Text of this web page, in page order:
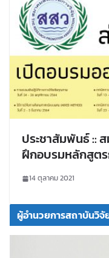
ประชาสัมพันธ์ ::
14 ตุลาคม 2021
ผู้อำนวยการสถาบันวิ